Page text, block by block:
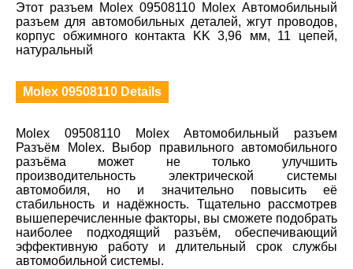
Этот разъем Molex 09508110 Molex Автомобильный
разъем для автомобильных деталей, жгут проводов,
корпус обжимного контакта KK 3,96 мм, 11 цепей,
натуральный
Molex 09508110 Details
Molex 09508110 Molex Автомобильный разъем
Разъём Molex. Выбор правильного автомобильного
разъёма может не только улучшить
производительность электрической системы
автомобиля, но и значительно повысить её
стабильность и надёжность. Тщательно рассмотрев
вышеперечисленные факторы, вы сможете подобрать
наиболее подходящий разъём, обеспечивающий
эффективную работу и длительный срок службы
автомобильной системы.